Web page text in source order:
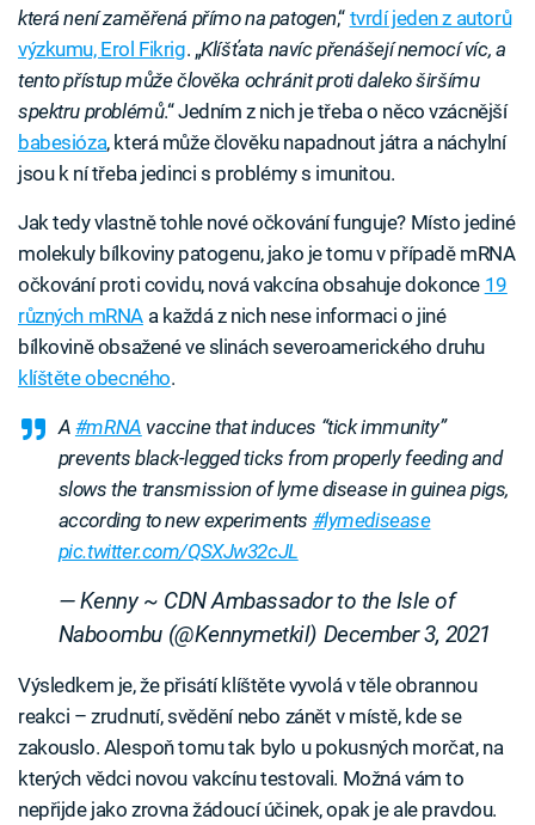
která není zaměřená přímo na patogen,“ tvrdí jeden z autorů
výzkumu, Erol Fikrig. „Klíšťata navíc přenášejí nemocí víc, a
tento přístup může člověka ochránit proti daleko širšímu
spektru problémů.“ Jedním z nich je třeba o něco vzácnější
babesióza, která může člověku napadnout játra a náchylní
jsou k ní třeba jedinci s problémy s imunitou.
Jak tedy vlastně tohle nové očkování funguje? Místo jediné
molekuly bílkoviny patogenu, jako je tomu v případě mRNA
očkování proti covidu, nová vakcína obsahuje dokonce 19
různých mRNAa každá z nich nese informaci o jiné
bílkovině obsažené ve slinách severoamerického druhu
klíštěte obecného.
A #mRNA vaccine that induces “tick immunity”
prevents black-legged ticks from properly feeding and
slows the transmission of lyme disease in guinea pigs,
according to new experiments #lymedisease
pic.twitter.com/QSXJw32cJL
— Kenny ~ CDN Ambassador to the Isle of
Naboombu (@Kennymetkil) December 3, 2021
Výsledkem je, že přisátí klíštěte vyvolá v těle obrannou
reakci – zrudnutí, svědění nebo zánět v místě, kde se
zakouslo. Alespoň tomu tak bylo u pokusných morčat, na
kterých vědci novou vakcínu testovali. Možná vám to
nepřijde jako zrovna žádoucí účinek, opak je ale pravdou.